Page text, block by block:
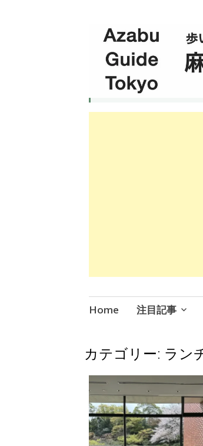
コ
ン
ツ
へ
ス
キ
ッ
プ
Home 注目記事
カテゴリー: ラン